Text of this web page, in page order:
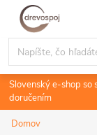
Prejsť
obsah
Slovenský e-shop so
doručením
Domov